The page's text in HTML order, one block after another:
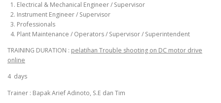
1. Electrical & Mechanical Engineer / Supervisor
2. Instrument Engineer / Supervisor
3. Professionals
4. Plant Maintenance / Operators / Supervisor / Superintendent
TRAINING DURATION : pelatihan Trouble shooting on DC motor drive
online
4 days
Trainer : Bapak Arief Adinoto, S.E dan Tim